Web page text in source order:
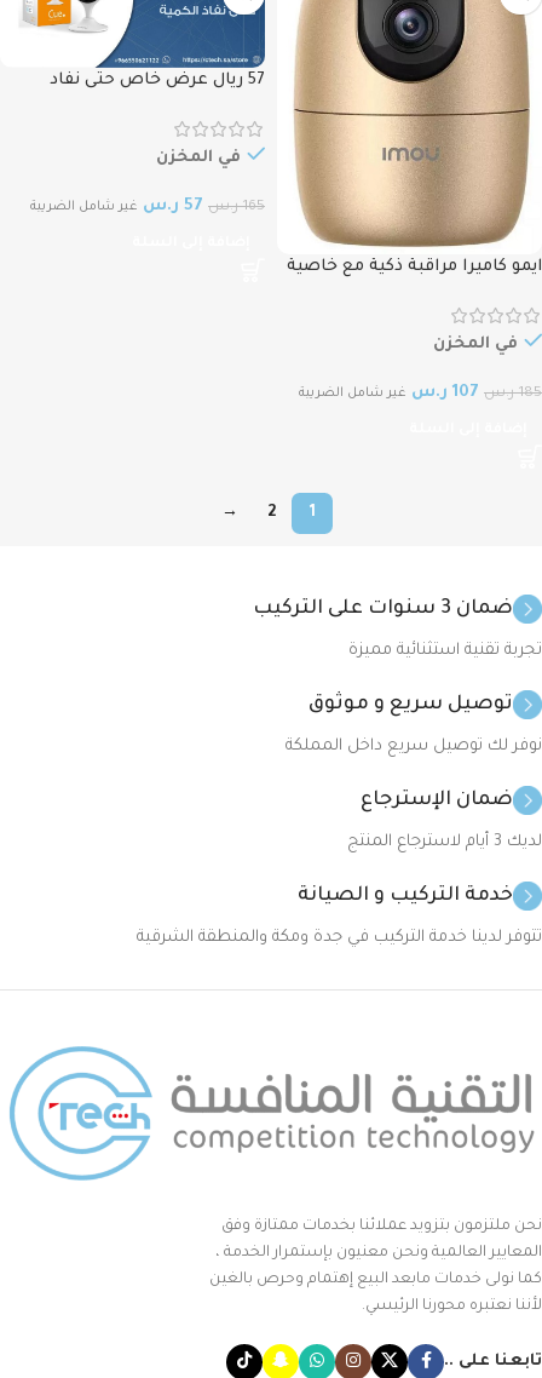
ايمو كاميرا مراقبة ذكية مع خاصية
H-Gold Smart Security Cam
Ranger 2 FHD 1080P
في المخزن
185 ر.س 107 ر.س غير شامل الضريبة
57 ريال عرض خاص حتى نفاد
IPC-C22EN Smart Security Cam
Ranger 2MP FHD 1080P
في المخزن
165 ر.س 57 ر.س غير شامل الضريبة
1
2
→
ضمان 3 سنوات على التركيب
تجربة تقنية استثنائية مميزة
توصيل سريع و موثوق
نوفر لك توصيل سريع داخل المملكة
ضمان الإسترجاع
لديك 3 أيام لاسترجاع المنتج
خدمة التركيب و الصيانة
تتوفر لدينا خدمة التركيب في جدة ومكة والمنطقة الشرقية
نحن ملتزمون بتزويد عملائنا بخدمات ممتازة وفق
المعايير العالمية ونحن معنيون بإستمرار الخدمة ،
كما نولى خدمات مابعد البيع إهتمام وحرص بالغين
لأننا نعتبره محورنا الرئيسي.
تابعنا على ..